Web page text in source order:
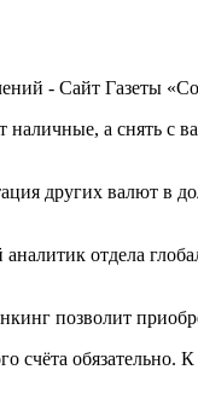
а снять с
других валют в
отдела
позволит
счёта